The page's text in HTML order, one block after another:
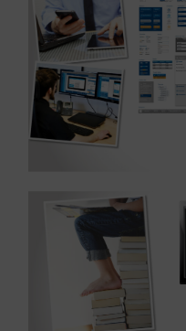
Referenz: UI, UX
Referenz: UX Design –
MEHR ERFAHREN ...